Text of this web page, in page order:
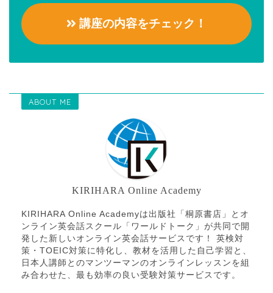
講座の内容をチェック！
ABOUT ME
KIRIHARA Online Academy
KIRIHARA Online Academyは出版社「桐原書店」とオ
ンライン英会話スクール「ワールドトーク」が共同で開
発した新しいオンライン英会話サービスです！ 英検対
策・TOEIC対策に特化し、教材を活用した自己学習と、
日本人講師とのマンツーマンのオンラインレッスンを組
み合わせた、最も効率の良い受験対策サービスです。